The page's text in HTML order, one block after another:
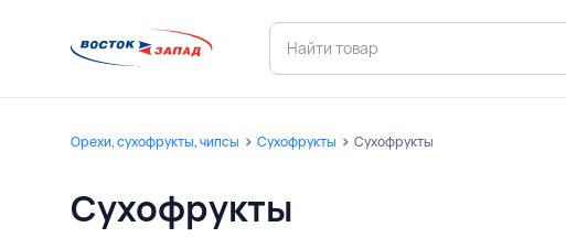
Орехи, сухофрукты, чипсы Сухофрукты Сухофрукты
Сухофрукты